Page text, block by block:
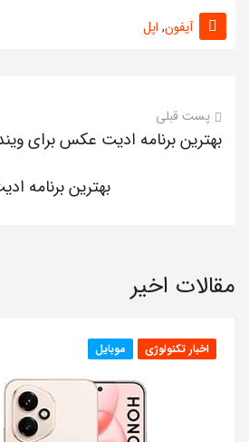
آیفون, اپل
پست قبلی
بهترین برنامه ادیت عکس برای
بهترین برنامه
مقالات اخیر
اخبار تکنولوژی موبایل